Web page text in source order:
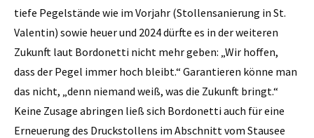
tiefe Pegelstände wie im Vorjahr (Stollensanierung in St.
Valentin) sowie heuer und 2024 dürfte es in der weiteren
Zukunft laut Bordonetti nicht mehr geben: „Wir hoffen,
dass der Pegel immer hoch bleibt.“ Garantieren könne man
das nicht, „denn niemand weiß, was die Zukunft bringt.“
Keine Zusage abringen ließ sich Bordonetti auch für eine
Erneuerung des Druckstollens im Abschnitt vom Stausee